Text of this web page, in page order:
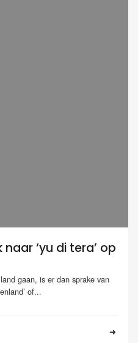
‘yu di tera’ op
gaan, is er dan sprake van
of...